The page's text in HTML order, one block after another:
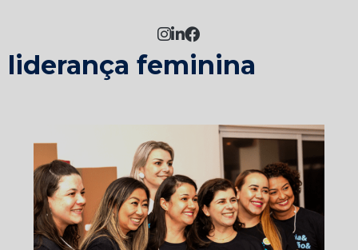
Como fortalecer a
liderança feminina